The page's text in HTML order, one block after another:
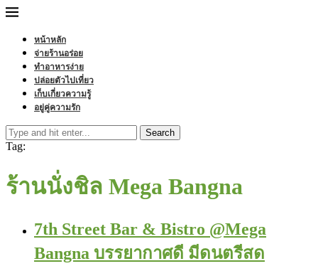
หน้าหลัก
จ่ายร้านอร่อย
ทำอาหารง่าย
ปล่อยตัวไปเที่ยว
เก็บเกี่ยวความรู้
อยู่คู่ความรัก
Search
Tag:
ร้านนั่งชิล Mega Bangna
7th Street Bar & Bistro @Mega
Bangna บรรยากาศดี มีดนตรีสด